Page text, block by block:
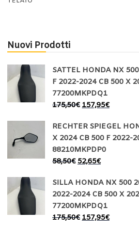
Nuovi Prodotti
SATTEL HONDA NX
F 2022-2024 CB 500 X
77200MKPDQ1
175,50€ 157,95€
RECHTER SPIEGEL
X 2024 CB 500 F 2022-
88210MKPDP0
58,50€ 52,65€
SILLA HONDA NX 500
2022-2024 CB 500 X
77200MKPDQ1
175,50€ 157,95€